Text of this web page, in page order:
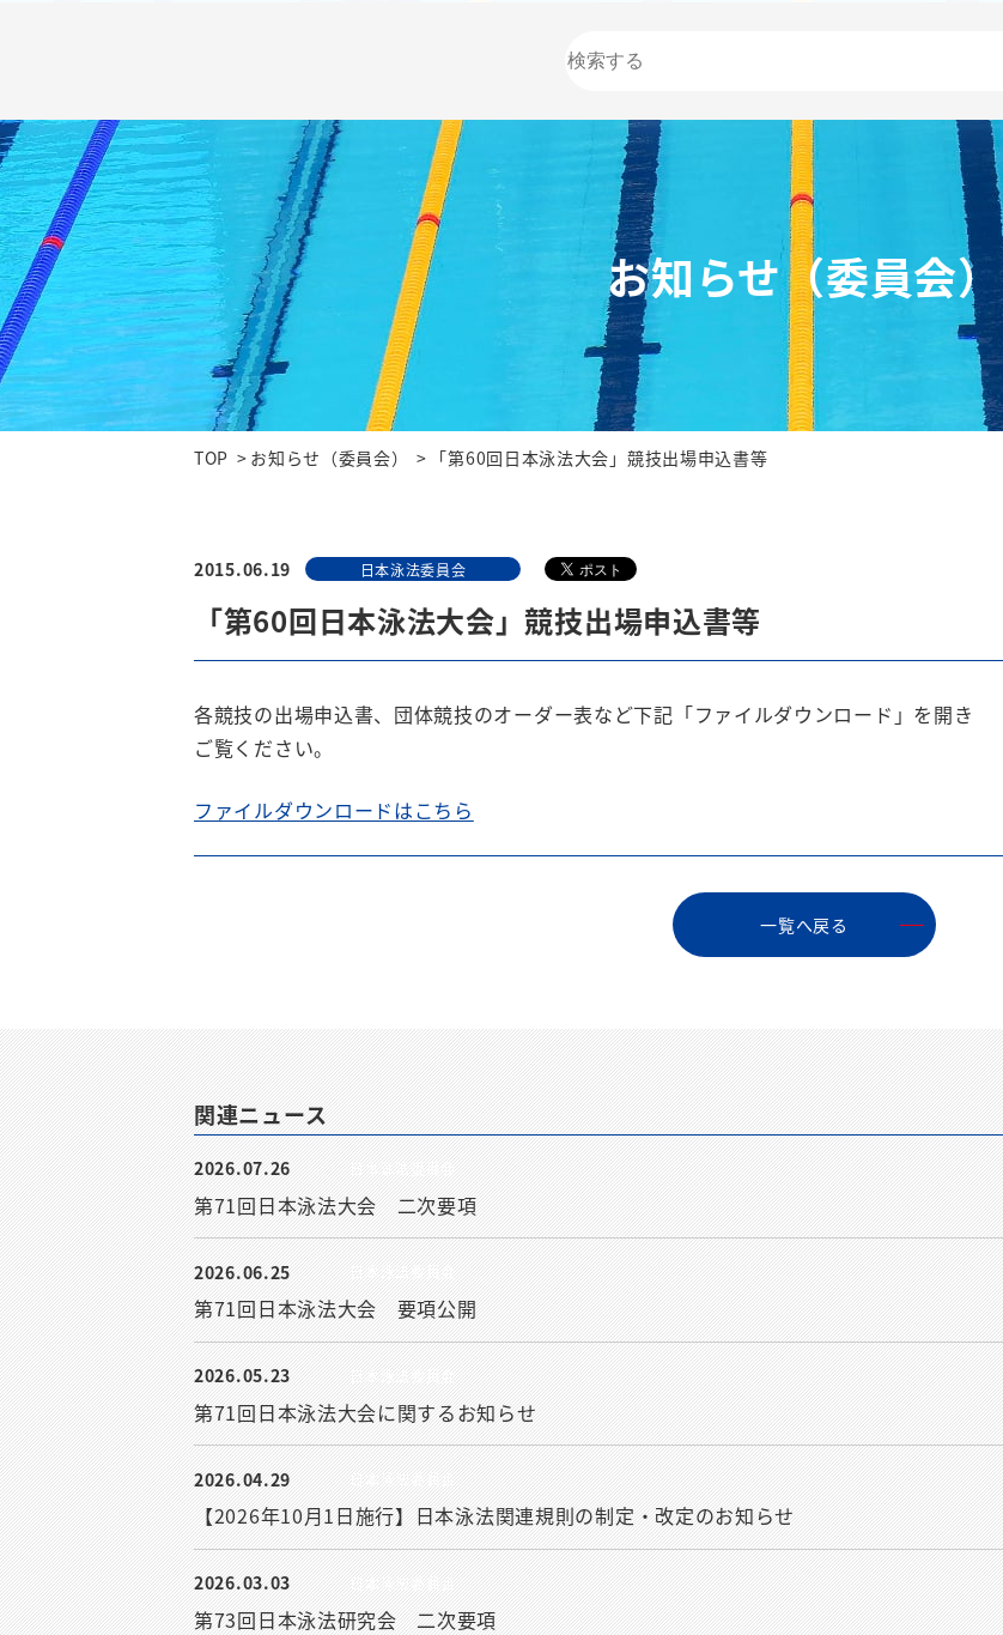
お知らせ（委員会）
TOP お知らせ（委員会） 「第60回日本泳法大会」競技出場申込書等
2015.06.19 日本泳法委員会
「第60回日本泳法大会」競技出場申込書等
各競技の出場申込書、団体競技のオーダー表など下記「ファイルダウンロード」を開き
ご覧ください。
ファイルダウンロードはこちら
⼀覧へ戻る
関連ニュース
2026.07.26 日本泳法委員会
第71回日本泳法大会 二次要項
2026.06.25 日本泳法委員会
第71回日本泳法大会 要項公開
2026.05.23 日本泳法委員会
第71回日本泳法大会に関するお知らせ
2026.04.29 日本泳法委員会
【2026年10月1日施行】日本泳法関連規則の制定・改定のお知らせ
2026.03.03 日本泳法委員会
第73回日本泳法研究会 二次要項